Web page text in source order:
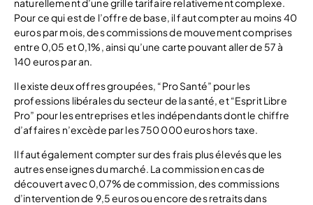
Pour ce qui est de l’offre de base, il faut compter au moins 40
euros par mois, des commissions de mouvement comprises
entre 0,05 et 0,1%, ainsi qu’une carte pouvant aller de 57 à
140 euros par an.
Il existe deux offres groupées, “Pro Santé” pour les
professions libérales du secteur de la santé, et “Esprit Libre
Pro” pour les entreprises et les indépendants dont le chiffre
d’affaires n’excède par les 750 000 euros hors taxe.
Il faut également compter sur des frais plus élevés que les
autres enseignes du marché. La commission en cas de
découvert avec 0,07% de commission, des commissions
d’intervention de 9,5 euros ou encore des retraits dans